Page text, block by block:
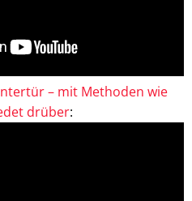
– mit Methoden wie
drüber: